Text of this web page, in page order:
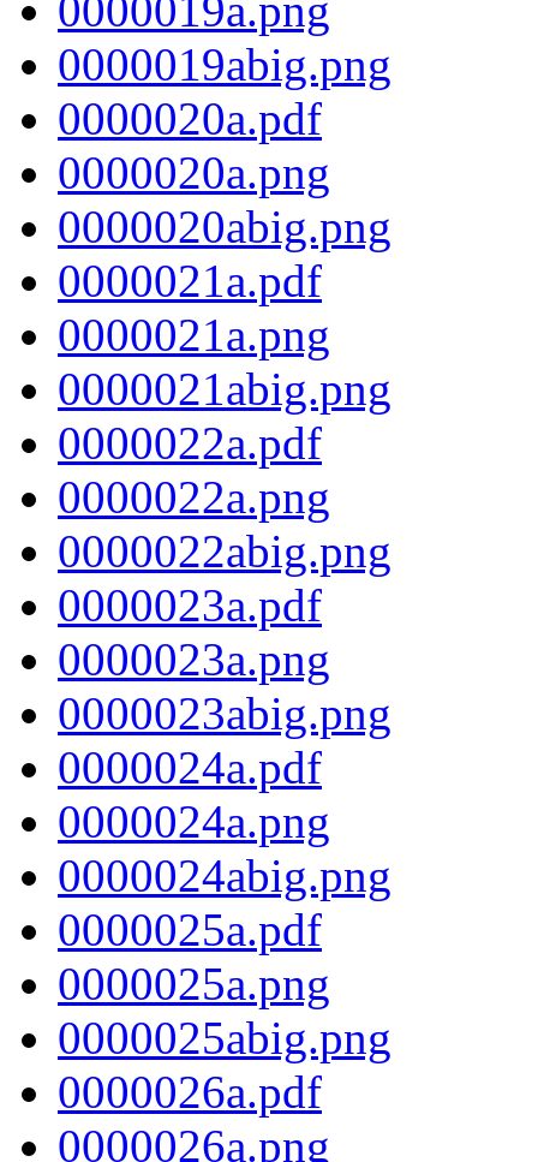
0000019a.png
0000019abig.png
0000020a.pdf
0000020a.png
0000020abig.png
0000021a.pdf
0000021a.png
0000021abig.png
0000022a.pdf
0000022a.png
0000022abig.png
0000023a.pdf
0000023a.png
0000023abig.png
0000024a.pdf
0000024a.png
0000024abig.png
0000025a.pdf
0000025a.png
0000025abig.png
0000026a.pdf
0000026a.png